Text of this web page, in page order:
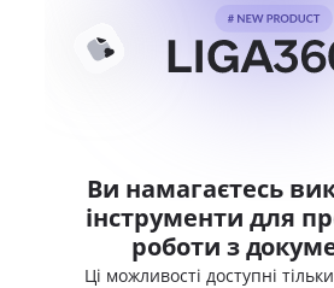
Ви намагаєтесь
інструменти для
роботи з
Ці можливості доступні